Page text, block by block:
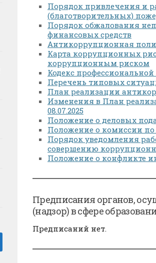
Порядок привлечения и
(благотворительных)
Порядок обжалования
финансовых средств
Антикоррупционная
Карта коррупционных
коррупционным риском
Кодекс
Перечень типовых
План реализации
Изменения в План
08.07.2025
Положение о деловых
Положение о комиссии
Порядок уведомления
совершению
Положение о конфликте
Предписания органов,
(надзор) в сфере
Предписаний нет.